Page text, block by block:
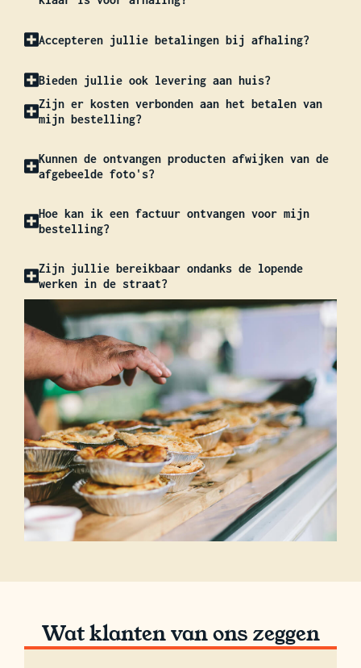
Accepteren jullie betalingen bij afhaling?
Bieden jullie ook levering aan huis?
Zijn er kosten verbonden aan het betalen van
mijn bestelling?
Kunnen de ontvangen producten afwijken van de
afgebeelde foto's?
Hoe kan ik een factuur ontvangen voor mijn
bestelling?
Zijn jullie bereikbaar ondanks de lopende
werken in de straat?
Wat klanten van ons zeggen